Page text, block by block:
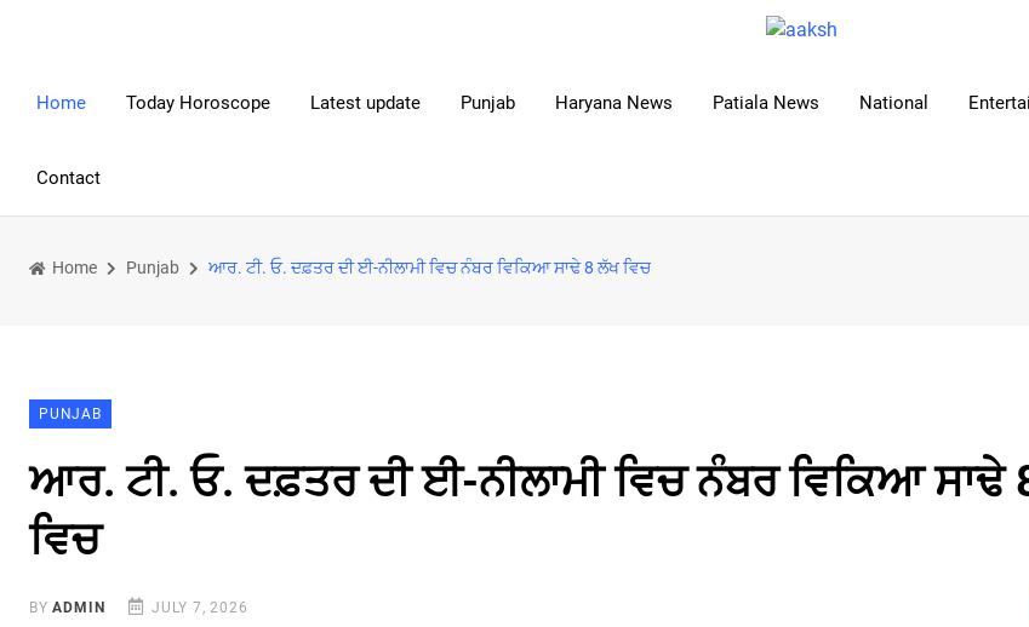
Home Today Horoscope Latest update Punjab Haryana News Patiala News National
Contact
Home Punjab ਆਰ. ਟੀ. ਓ. ਦਫ਼ਤਰ ਦੀ ਈ-ਨੀਲਾਮੀ ਵਿਚ ਨੰਬਰ ਵਿਕਿਆ ਸਾਢੇ 8 ਲੱਖ ਵਿਚ
PUNJAB
ਆਰ. ਟੀ. ਓ. ਦਫ਼ਤਰ ਦੀ ਈ-ਨੀਲਾਮੀ ਵਿਚ ਨੰਬਰ ਵਿਕਿਆ ਸਾਢੇ
ਵਿਚ
BYADMIN JULY 7, 2026